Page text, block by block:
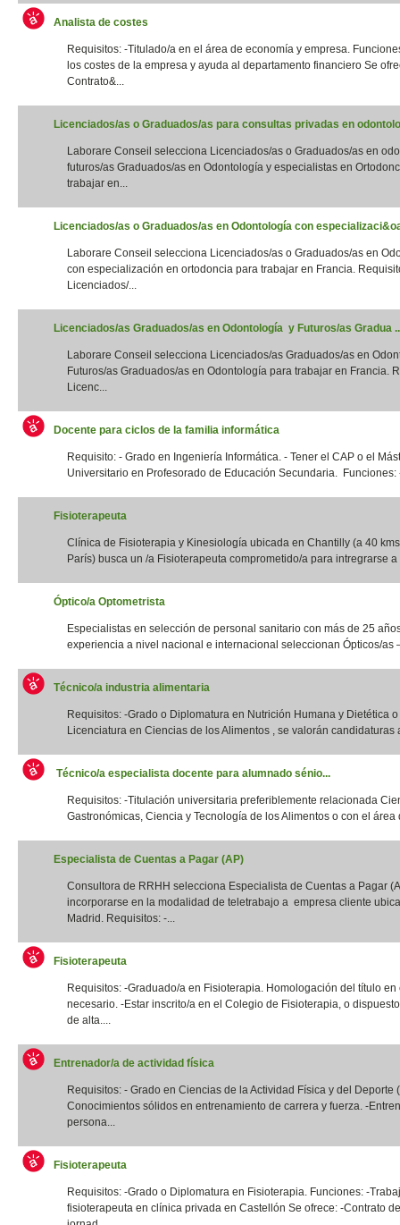
Analista de costes
Requisitos: -Titulado/a en el área de economía y empresa.
los costes de la empresa y ayuda al departamento financiero Se
Contrato&...
Licenciados/as o Graduados/as para consultas privadas en
Laborare Conseil selecciona Licenciados/as o Graduados/as en
futuros/as Graduados/as en Odontología y especialistas en
trabajar en...
Licenciados/as o Graduados/as en Odontología con
Laborare Conseil selecciona Licenciados/as o Graduados/as en
con especialización en ortodoncia para trabajar en Francia.
Licenciados/...
Licenciados/as Graduados/as en Odontología y Futuros/as Gradua
Laborare Conseil selecciona Licenciados/as Graduados/as en
Futuros/as Graduados/as en Odontología para trabajar en Francia.
Licenc...
Docente para ciclos de la familia informática
Requisito: - Grado en Ingeniería Informática. - Tener el CAP o el
Universitario en Profesorado de Educación Secundaria. Funciones:
Fisioterapeuta
Clínica de Fisioterapia y Kinesiología ubicada en Chantilly (a 40
París) busca un /a Fisioterapeuta comprometido/a para intregrarse a
Óptico/a Optometrista
Especialistas en selección de personal sanitario con más de 25
experiencia a nivel nacional e internacional seleccionan Ópticos/as
Técnico/a industria alimentaria
Requisitos: -Grado o Diplomatura en Nutrición Humana y Dietética
Licenciatura en Ciencias de los Alimentos , se valorán candidaturas
Técnico/a especialista docente para alumnado sénio...
Requisitos: -Titulación universitaria preferiblemente relacionada
Gastronómicas, Ciencia y Tecnología de los Alimentos o con el área
Especialista de Cuentas a Pagar (AP)
Consultora de RRHH selecciona Especialista de Cuentas a Pagar
incorporarse en la modalidad de teletrabajo a empresa cliente
Madrid. Requisitos: -...
Fisioterapeuta
Requisitos: -Graduado/a en Fisioterapia. Homologación del título en
necesario. -Estar inscrito/a en el Colegio de Fisioterapia, o
de alta....
Entrenador/a de actividad física
Requisitos: - Grado en Ciencias de la Actividad Física y del Deporte
Conocimientos sólidos en entrenamiento de carrera y fuerza. -
persona...
Fisioterapeuta
Requisitos: -Grado o Diplomatura en Fisioterapia. Funciones: -
fisioterapeuta en clínica privada en Castellón Se ofrece: -Contrato